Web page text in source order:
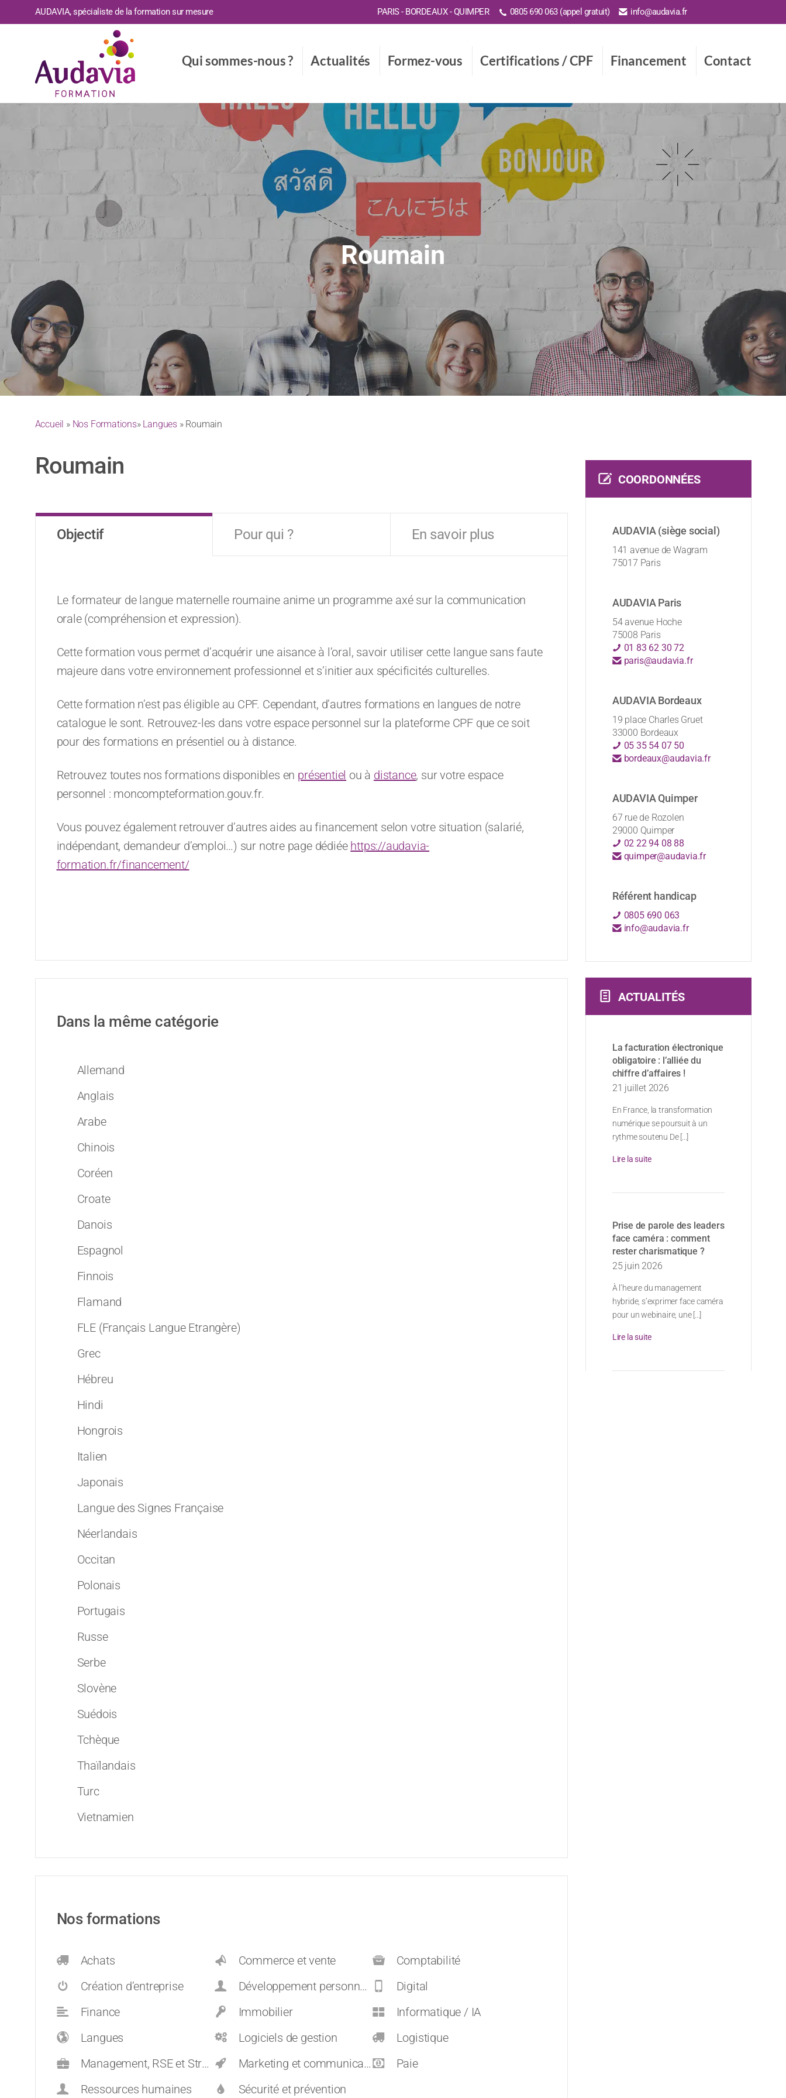
AUDAVIA, spécialiste de la formation sur mesure PARIS - BORDEAUX - QUIMPER 0805 690 063 (appel gratuit) info@audavia.fr
Qui sommes-nous ? Actualités Formez-vous Certifications / CPF Financement Contact
Roumain
Accueil » Nos Formations» Langues» Roumain
Roumain
Objectif Pour qui ? En savoir plus
Le formateur de langue maternelle roumaine anime un programme axé sur la communication
orale (compréhension et expression).
Cette formation vous permet d’acquérir une aisance à l’oral, savoir utiliser cette langue sans faute
majeure dans votre environnement professionnel et s’initier aux spécificités culturelles.
Cette formation n’est pas éligible au CPF. Cependant, d’autres formations en langues de notre
catalogue le sont. Retrouvez-les dans votre espace personnel sur la plateforme CPF que ce soit
pour des formations en présentiel ou à distance.
Retrouvez toutes nos formations disponibles en présentiel ou à distance, sur votre espace
personnel : moncompteformation.gouv.fr.
Vous pouvez également retrouver d’autres aides au financement selon votre situation (salarié,
indépendant, demandeur d’emploi…) sur notre page dédiée https://audavia-
formation.fr/financement/
Dans la même catégorie
Allemand
Anglais
Arabe
Chinois
Coréen
Croate
Danois
Espagnol
Finnois
Flamand
FLE (Français Langue Etrangère)
Grec
Hébreu
Hindi
Hongrois
Italien
Japonais
Langue des Signes Française
Néerlandais
Occitan
Polonais
Portugais
Russe
Serbe
Slovène
Suédois
Tchèque
Thaïlandais
Turc
Vietnamien
Nos formations
Achats Commerce et vente
Comptabilité
Création d’entreprise
Développement personnel et carrières
Digital
Finance
Immobilier
Informatique / IA
Langues
Logiciels de gestion
Logistique
Management, RSE et Stratégie
Marketing et communication
Paie
Ressources humaines
Sécurité et prévention
COORDONNÉES
AUDAVIA (siège social)
141 avenue de Wagram
75017 Paris
AUDAVIA Paris
54 avenue Hoche
75008 Paris
01 83 62 30 72
paris@audavia.fr
AUDAVIA Bordeaux
19 place Charles Gruet
33000 Bordeaux
05 35 54 07 50
bordeaux@audavia.fr
AUDAVIA Quimper
67 rue de Rozolen
29000 Quimper
02 22 94 08 88
quimper@audavia.fr
Référent handicap
0805 690 063
info@audavia.fr
ACTUALITÉS
La facturation électronique
obligatoire : l’alliée du
chiffre d’affaires !
21 juillet 2026
En France, la transformation
numérique se poursuit à un
rythme soutenu De [...]
Lire la suite
Prise de parole des leaders
face caméra : comment
rester charismatique ?
25 juin 2026
À l’heure du management
hybride, s’exprimer face caméra
pour un webinaire, une [...]
Lire la suite